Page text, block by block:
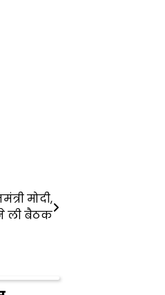
मोदी,
ली बैठक